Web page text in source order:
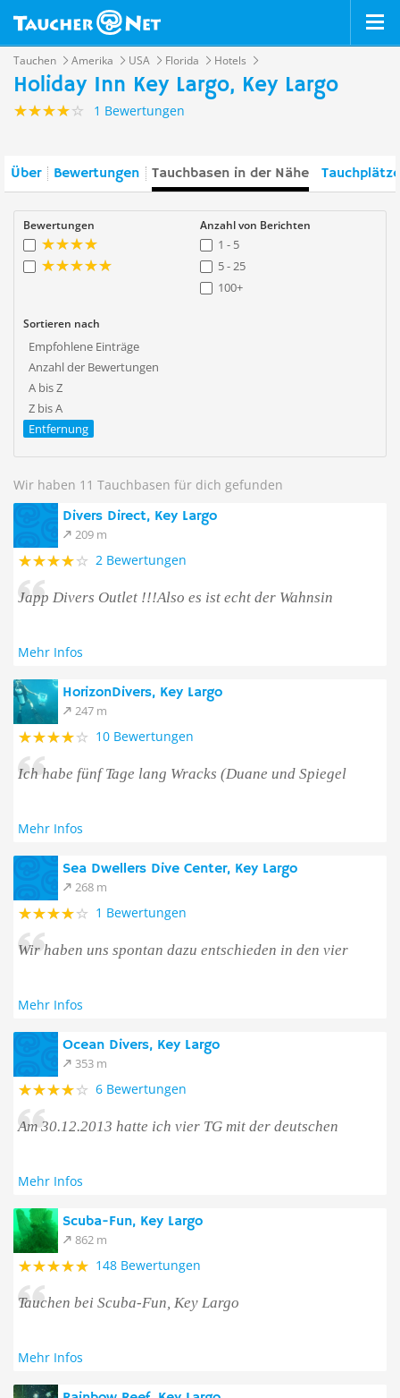
Tauchen Amerika USA Florida Hotels
Holiday Inn Key Largo, Key Largo
1 Bewertungen
Über Bewertungen Tauchbasen in der Nähe
Bewertungen Anzahl von Berichten
1 - 5
5 - 25
100+
Sortieren nach
Empfohlene Einträge
Anzahl der Bewertungen
A bis Z
Z bis A
Entfernung
Wir haben 11 Tauchbasen für dich gefunden
Divers Direct, Key Largo
209 m
2 Bewertungen
Japp Divers Outlet !!!Also es ist echt der Wahnsin
Mehr Infos
HorizonDivers, Key Largo
247 m
10 Bewertungen
Ich habe fünf Tage lang Wracks (Duane und Spiegel
Mehr Infos
Sea Dwellers Dive Center, Key Largo
268 m
1 Bewertungen
Wir haben uns spontan dazu entschieden in den vier
Mehr Infos
Ocean Divers, Key Largo
353 m
6 Bewertungen
Am 30.12.2013 hatte ich vier TG mit der deutschen
Mehr Infos
Scuba-Fun, Key Largo
862 m
148 Bewertungen
Tauchen bei Scuba-Fun, Key Largo
Mehr Infos